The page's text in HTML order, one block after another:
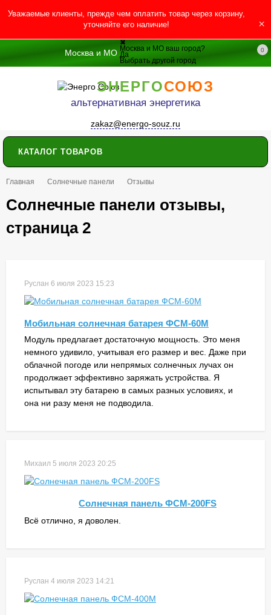
Уважаемые клиенты, прежде чем оплатить товар через корзину,
уточняйте его наличие!
×
Москва и МО
✖
Москва и МО ваш город?
Да
Выбрать другой город
0
ЭНЕРГОСОЮЗ
альтернативная энергетика
zakaz@energo-souz.ru
КАТАЛОГ ТОВАРОВ
Главная Солнечные панели Отзывы
Солнечные панели отзывы,
страница 2
Руслан 6 июля 2023 15:23
Мобильная солнечная батарея ФСМ-60М
Модуль предлагает достаточную мощность. Это меня
немного удивило, учитывая его размер и вес. Даже при
облачной погоде или непрямых солнечных лучах он
продолжает эффективно заряжать устройства. Я
испытывал эту батарею в самых разных условиях, и
она ни разу меня не подводила.
Михаил 5 июля 2023 20:25
Солнечная панель ФСМ-200FS
Всё отлично, я доволен.
Руслан 4 июля 2023 14:21